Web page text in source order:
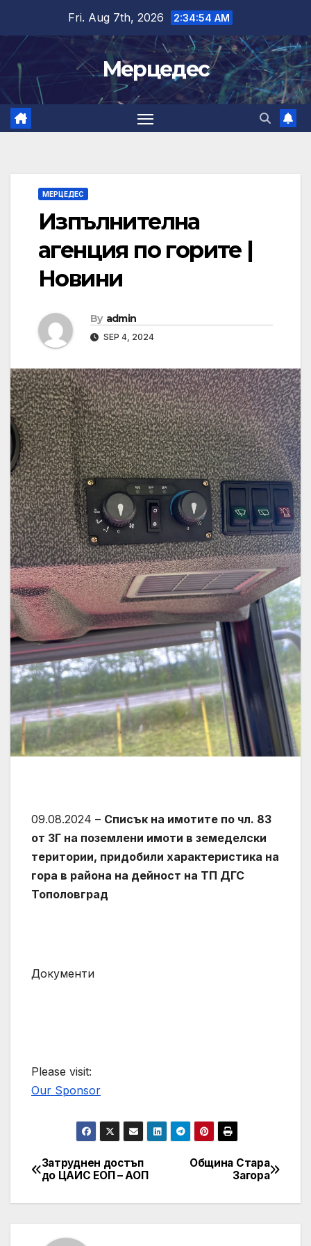
content
Fri. Aug 7th, 2026 2:34:54 AM
Мерцедес
МЕРЦЕДЕС
Изпълнителна
агенция по горите |
Новини
By admin
SEP 4, 2024
09.08.2024 – Списък на имотите по чл. 83
от ЗГ на поземлени имоти в земеделски
територии, придобили характеристика на
гора в района на дейност на ТП ДГС
Тополовград
Документи
Please visit:
Our Sponsor
Post
navigation
Община Стара
Загора
Затруднен достъп
до ЦАИС ЕОП – АОП